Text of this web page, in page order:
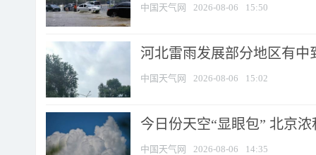
中国天气网 2026-08-06 15:50
河北雷雨发展部分地区有中
中国天气网 2026-08-06 15:02
今日份天空“显眼包” 北京
中国天气网 2026-08-06 14:35